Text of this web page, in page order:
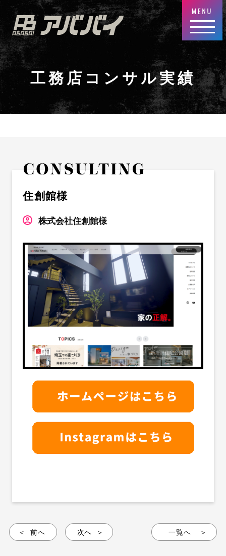
工務店コンサル実績
住創館様
株式会社住創館様
一覧へ
前へ 次へ